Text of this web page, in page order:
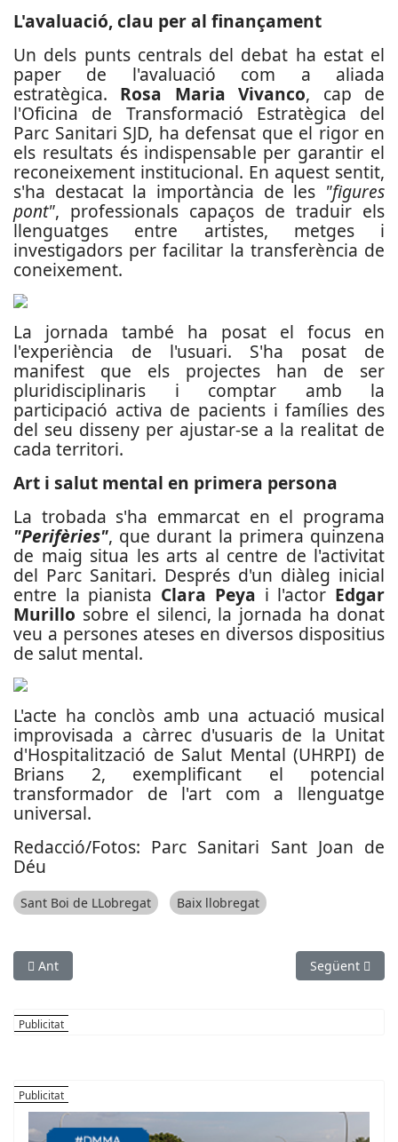
L'avaluació, clau per al finançament
Un dels punts centrals del debat ha estat el
paper de l'avaluació com a aliada
estratègica. Rosa Maria Vivanco, cap de
l'Oficina de Transformació Estratègica del
Parc Sanitari SJD, ha defensat que el rigor en
els resultats és indispensable per garantir el
reconeixement institucional. En aquest sentit,
s'ha destacat la importància de les "figures
pont", professionals capaços de traduir els
llenguatges entre artistes, metges i
investigadors per facilitar la transferència de
coneixement.
La jornada també ha posat el focus en
l'experiència de l'usuari. S'ha posat de
manifest que els projectes han de ser
pluridisciplinaris i comptar amb la
participació activa de pacients i famílies des
del seu disseny per ajustar-se a la realitat de
cada territori.
Art i salut mental en primera persona
La trobada s'ha emmarcat en el programa
"Perifèries", que durant la primera quinzena
de maig situa les arts al centre de l'activitat
del Parc Sanitari. Després d'un diàleg inicial
entre la pianista Clara Peya i l'actor Edgar
Murillo sobre el silenci, la jornada ha donat
veu a persones ateses en diversos dispositius
de salut mental.
L'acte ha conclòs amb una actuació musical
improvisada a càrrec d'usuaris de la Unitat
d'Hospitalització de Salut Mental (UHRPI) de
Brians 2, exemplificant el potencial
transformador de l'art com a llenguatge
universal.
Redacció/Fotos: Parc Sanitari Sant Joan de
Déu
Sant Boi de LLobregat Baix llobregat
Article anterior: Les Festes de Primavera 2026 converteixen
Ant Article
Següent